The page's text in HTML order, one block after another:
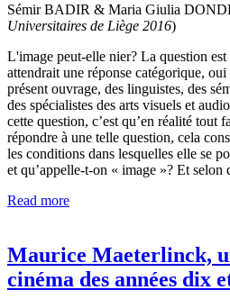
Sémir BADIR & Maria Giulia
Universitaires de Liège 2016)
L'image peut-elle nier? La question est
attendrait une réponse catégorique,
présent ouvrage, des linguistes, des
des spécialistes des arts visuels et
cette question, c’est qu’en réalité tout
répondre à une telle question, cela
les conditions dans lesquelles elle se
et qu’appelle-t-on « image »? Et selon
Read more
Maurice Maeterlinck,
cinéma des années dix